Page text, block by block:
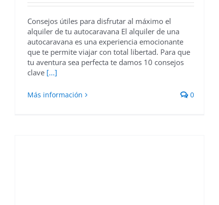
Consejos útiles para disfrutar al máximo el
alquiler de tu autocaravana El alquiler de una
autocaravana es una experiencia emocionante
que te permite viajar con total libertad. Para que
tu aventura sea perfecta te damos 10 consejos
clave [...]
Más información 0